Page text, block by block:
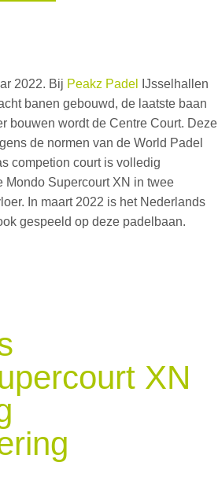
2022. Bij Peakz Padel
IJsselhallen
banen gebouwd, de laatste baan
bouwen wordt de Centre Court. Deze
de normen van de World Padel
competion court is volledig
Mondo Supercourt XN in twee
In maart 2022 is het Nederlands
gespeeld op deze padelbaan.
XN